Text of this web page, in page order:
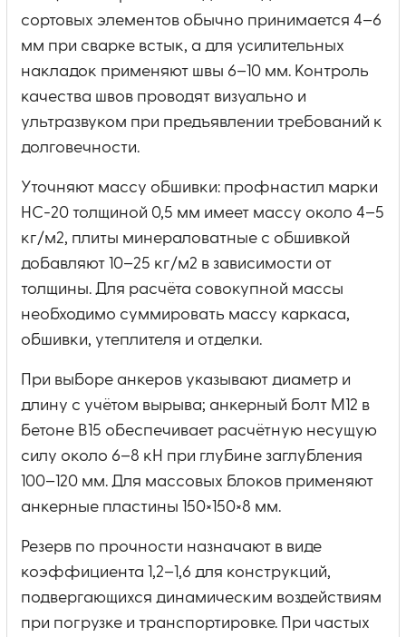
сортовых элементов обычно принимается 4–6
мм при сварке встык, а для усилительных
накладок применяют швы 6–10 мм. Контроль
качества швов проводят визуально и
ультразвуком при предъявлении требований к
долговечности.
Уточняют массу обшивки: профнастил марки
НС-20 толщиной 0,5 мм имеет массу около 4–5
кг/м2, плиты минераловатные с обшивкой
добавляют 10–25 кг/м2 в зависимости от
толщины. Для расчёта совокупной массы
необходимо суммировать массу каркаса,
обшивки, утеплителя и отделки.
При выборе анкеров указывают диаметр и
длину с учётом вырыва; анкерный болт M12 в
бетоне B15 обеспечивает расчётную несущую
силу около 6–8 кН при глубине заглубления
100–120 мм. Для массовых блоков применяют
анкерные пластины 150×150×8 мм.
Резерв по прочности назначают в виде
коэффициента 1,2–1,6 для конструкций,
подвергающихся динамическим воздействиям
при погрузке и транспортировке. При частых